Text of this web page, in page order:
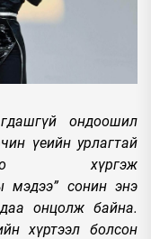
ондоошил
үеийн урлагтай
хүргэж
мэдээ” сонин энэ
онцолж байна.
хүртээл болсон